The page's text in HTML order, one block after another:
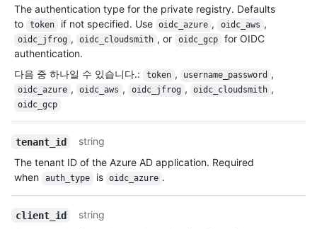
The authentication type for the private registry. Defaults
to
token if not specified. Use oidc_azure , oidc_aws ,
oidc_jfrog , oidc_cloudsmith , or oidc_gcp
for OIDC
authentication.
다음 중 하나일 수 있습니다.: token , username_password ,
oidc_azure , oidc_aws , oidc_jfrog , oidc_cloudsmith ,
oidc_gcp
tenant_id
string
The tenant ID of the Azure AD application. Required
when
auth_type is oidc_azure .
client_id
string